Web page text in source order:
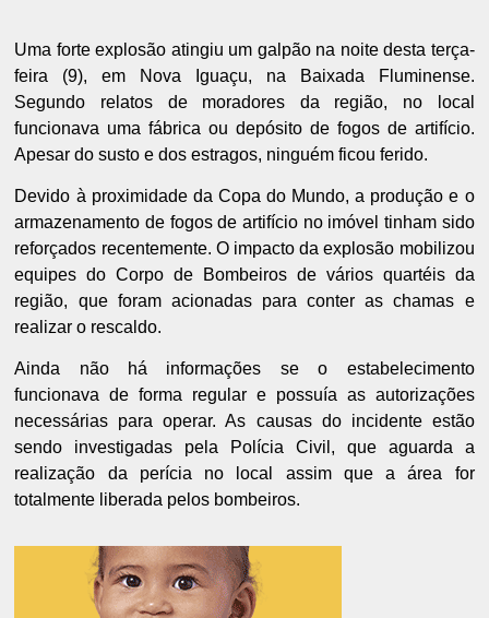
Uma forte explosão atingiu um galpão na noite desta terça-
feira (9), em Nova Iguaçu, na Baixada Fluminense.
Segundo relatos de moradores da região, no local
funcionava uma fábrica ou depósito de fogos de artifício.
Apesar do susto e dos estragos, ninguém ficou ferido.
Devido à proximidade da Copa do Mundo, a produção e o
armazenamento de fogos de artifício no imóvel tinham sido
reforçados recentemente. O impacto da explosão mobilizou
equipes do Corpo de Bombeiros de vários quartéis da
região, que foram acionadas para conter as chamas e
realizar o rescaldo.
Ainda não há informações se o estabelecimento
funcionava de forma regular e possuía as autorizações
necessárias para operar. As causas do incidente estão
sendo investigadas pela Polícia Civil, que aguarda a
realização da perícia no local assim que a área for
totalmente liberada pelos bombeiros.